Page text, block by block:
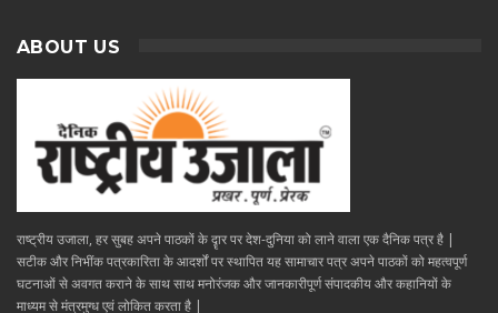
ABOUT US
राष्ट्रीय उजाला, हर सुबह अपने पाठकों के दॄार पर देश-दुनिया को लाने वाला एक दैनिक पत्र है |
सटीक और निभींक पत्रकारिता के आदर्शों पर स्थापित यह सामाचार पत्र अपने पाठकों को महत्वपूर्ण
घटनाओं से अवगत कराने के साथ साथ मनोरंजक और जानकारीपूर्ण संपादकीय और कहानियों के
माध्यम से मंत्रमुग्ध एवं लोकित करता है |